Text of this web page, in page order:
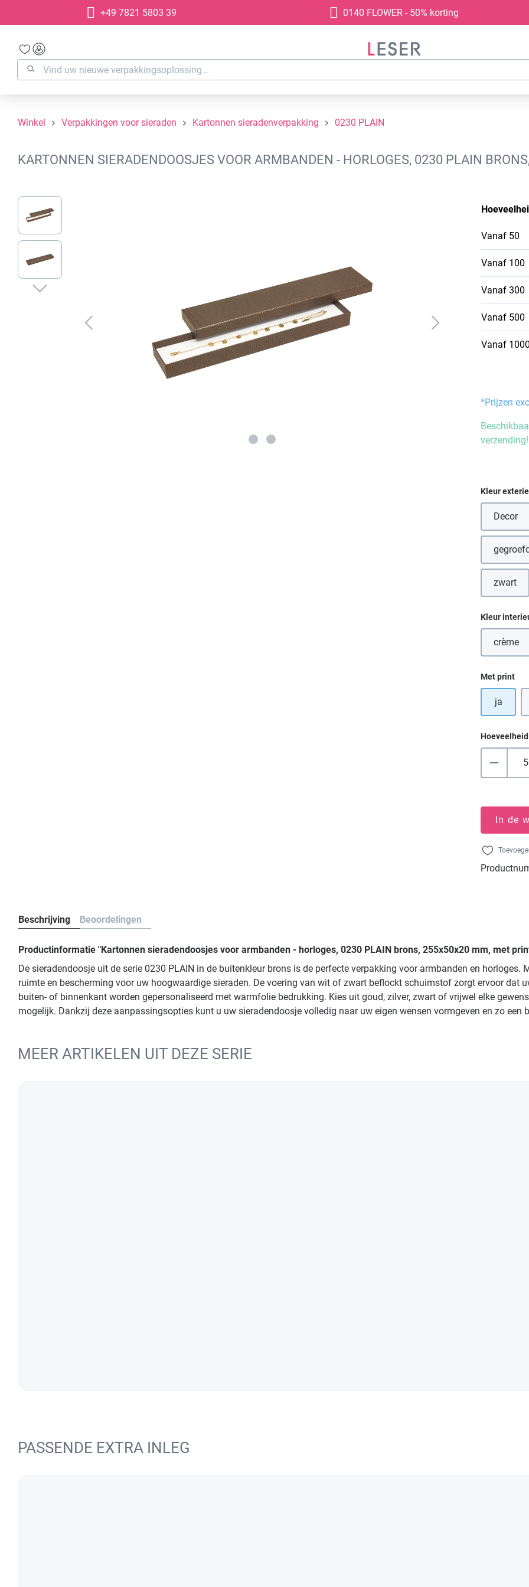
Ga naar de hoofdnavigatie
+49 7821 5803 39 0140 FLOWER - 50% korting
Winkel Verpakkingen voor sieraden Kartonnen sieradenverpakking 0230 PLAIN
KARTONNEN SIERADENDOOSJES VOOR ARMBANDEN - HORLOGES, 0230 PLAIN
Afbeeldingengalerij overslaan
Vanaf 50
Vanaf 100
Vanaf 300
Vanaf 500
Vanaf 1000
*Prijzen
verzending!
Selecteer
Kleur
Decor
(Deze
zwart(Deze
Selecteer
Kleur
crème
(Deze
Selecteer
Met print
ja
Hoeveelheid
In de
Beschrijving Beoordelingen
Productinformatie "Kartonnen sieradendoosjes voor armbanden - horloges, 0230 PLAIN brons, 255x50x20 mm, met
De sieradendoosje uit de serie 0230 PLAIN in de buitenkleur brons is de perfecte verpakking voor armbanden en
ruimte en bescherming voor uw hoogwaardige sieraden. De voering van wit of zwart beflockt schuimstof zorgt ervoor dat
buiten- of binnenkant worden gepersonaliseerd met warmfolie bedrukking. Kies uit goud, zilver, zwart of vrijwel elke
mogelijk. Dankzij deze aanpassingsopties kunt u uw sieradendoosje volledig naar uw eigen wensen vormgeven en zo een
MEER ARTIKELEN UIT DEZE SERIE
PASSENDE EXTRA INLEG